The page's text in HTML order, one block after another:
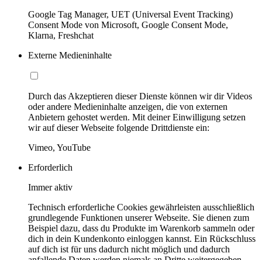
Google Tag Manager, UET (Universal Event Tracking)
Consent Mode von Microsoft, Google Consent Mode,
Klarna, Freshchat
Externe Medieninhalte
Durch das Akzeptieren dieser Dienste können wir dir Videos
oder andere Medieninhalte anzeigen, die von externen
Anbietern gehostet werden. Mit deiner Einwilligung setzen
wir auf dieser Webseite folgende Drittdienste ein:
Vimeo, YouTube
Erforderlich
Immer aktiv
Technisch erforderliche Cookies gewährleisten ausschließlich
grundlegende Funktionen unserer Webseite. Sie dienen zum
Beispiel dazu, dass du Produkte im Warenkorb sammeln oder
dich in dein Kundenkonto einloggen kannst. Ein Rückschluss
auf dich ist für uns dadurch nicht möglich und dadurch